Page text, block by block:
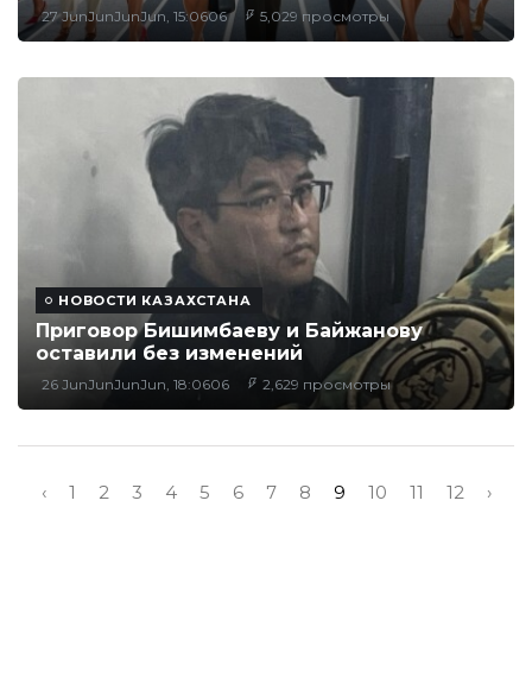
27 JunJunJunJun, 15:0606 5,029 просмотры
НОВОСТИ КАЗАХСТАНА
Приговор Бишимбаеву и Байжанову
оставили без изменений
26 JunJunJunJun, 18:0606 2,629 просмотры
‹ 1 2 3 4 5 6 7 8 9 10 11 12 ›